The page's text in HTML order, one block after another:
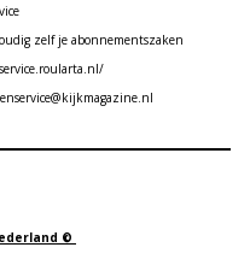
zelf je abonnementszaken
©